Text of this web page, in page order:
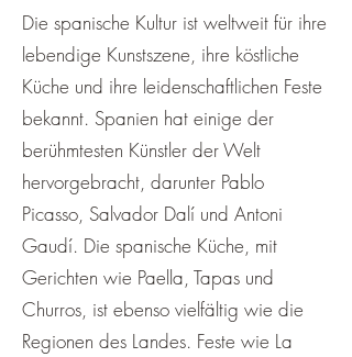
Die spanische Kultur ist weltweit für ihre
lebendige Kunstszene, ihre köstliche
Küche und ihre leidenschaftlichen Feste
bekannt. Spanien hat einige der
berühmtesten Künstler der Welt
hervorgebracht, darunter Pablo
Picasso, Salvador Dalí und Antoni
Gaudí. Die spanische Küche, mit
Gerichten wie Paella, Tapas und
Churros, ist ebenso vielfältig wie die
Regionen des Landes. Feste wie La